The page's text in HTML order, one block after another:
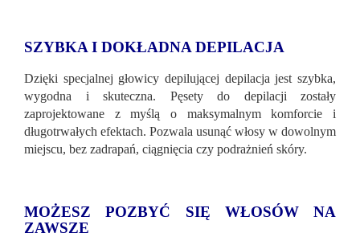
SZYBKA I DOKŁADNA DEPILACJA
Dzięki specjalnej głowicy depilującej depilacja jest szybka,
wygodna i skuteczna. Pęsety do depilacji zostały
zaprojektowane z myślą o maksymalnym komforcie i
długotrwałych efektach. Pozwala usunąć włosy w dowolnym
miejscu, bez zadrapań, ciągnięcia czy podrażnień skóry.
MOŻESZ POZBYĆ SIĘ WŁOSÓW NA
ZAWSZE